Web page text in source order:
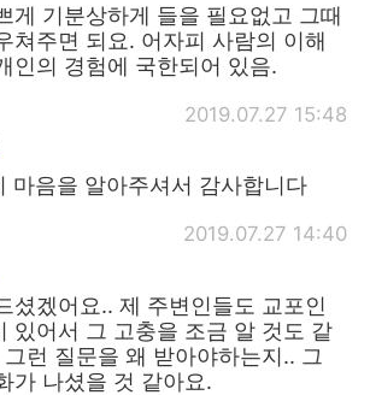
게 기분상하게 들을 필요없고 그때
쳐주면 되요. 어자피 사람의 이해
인의 경험에 국한되어 있음.
2019.07.27 15:48
마음을 알아주셔서 감사합니다
2019.07.27 14:40
셨겠어요.. 제 주변인들도 교포인
있어서 그 고충을 조금 알 것도 같
런 질문을 왜 받아야하는지.. 그
가 나셨을 것 같아요.